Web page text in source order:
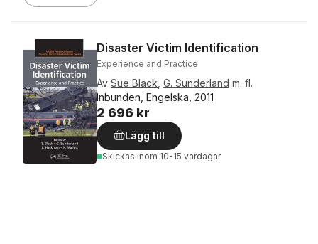
Disaster Victim Identification
Experience and Practice
Av Sue Black G. Sunderland m. fl.
Inbunden, Engelska, 2011
2 696 kr
Lägg till
Skickas inom 10-15 vardagar